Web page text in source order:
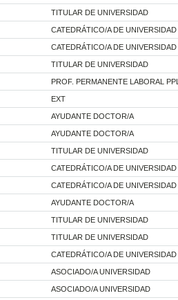
TITULAR DE UNIVERSIDAD
CATEDRÁTICO/A DE UNIVERSIDAD
CATEDRÁTICO/A DE UNIVERSIDAD
TITULAR DE UNIVERSIDAD
PROF. PERMANENTE LABORAL PPL
EXT
AYUDANTE DOCTOR/A
AYUDANTE DOCTOR/A
TITULAR DE UNIVERSIDAD
CATEDRÁTICO/A DE UNIVERSIDAD
CATEDRÁTICO/A DE UNIVERSIDAD
AYUDANTE DOCTOR/A
TITULAR DE UNIVERSIDAD
TITULAR DE UNIVERSIDAD
CATEDRÁTICO/A DE UNIVERSIDAD
ASOCIADO/A UNIVERSIDAD
ASOCIADO/A UNIVERSIDAD